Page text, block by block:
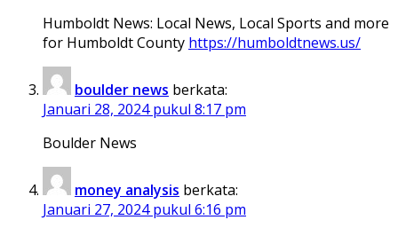
Humboldt News: Local News, Local Sports and more
for Humboldt County https://humboldtnews.us/
boulder news berkata:
Januari 28, 2024 pukul 8:17 pm
Boulder News
money analysis berkata:
Januari 27, 2024 pukul 6:16 pm